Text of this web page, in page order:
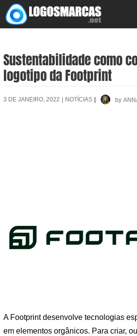
Skip
to
Sustentabilidade como
logotipo da Footprint
3 DE JANEIRO, 2022 NOTÍCIAS by
A Footprint desenvolve tecnologias
em elementos orgânicos. Para criar,